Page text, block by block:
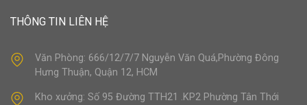
THÔNG TIN LIÊN HỆ
Văn Phòng: 666/12/7/7 Nguyễn Văn Quá,Phường Đông
Hưng Thuận, Quận 12, HCM
Kho xưởng: Số 95 Đường TTH21 .KP2 Phường Tân Thới